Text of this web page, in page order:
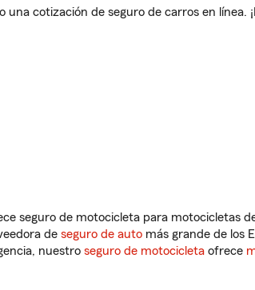
cotización de seguro de carros en línea.
seguro de motocicleta para motocicletas
de seguro de auto más grande de los
nuestro seguro de motocicleta ofrece